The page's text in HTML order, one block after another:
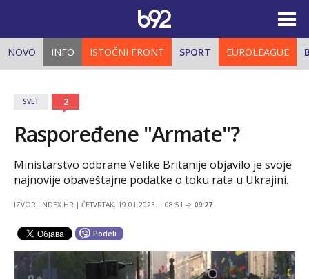
NOVO INFO ISTOČNI FRONT SPORT EUROLEAGUE
SVET 2
Raspoređene "Armate"?
Ministarstvo odbrane Velike Britanije objavilo je svoje
najnovije obaveštajne podatke o toku rata u Ukrajini.
IZVOR: INDEX.HR ČETVRTAK, 19.01.2023. | 08:51 -> 09:27
Podeli